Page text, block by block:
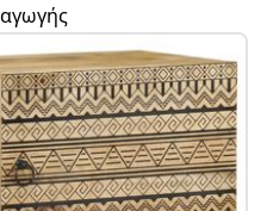
Συλλογή